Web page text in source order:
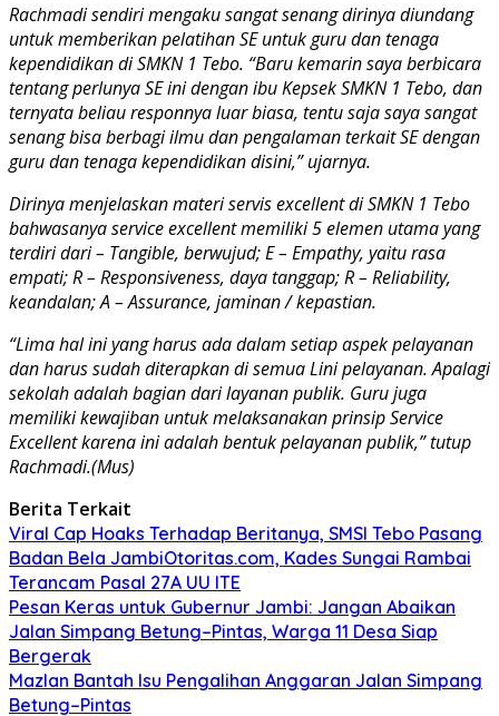
Rachmadi sendiri mengaku sangat senang dirinya diundang
untuk memberikan pelatihan SE untuk guru dan tenaga
kependidikan di SMKN 1 Tebo. “Baru kemarin saya berbicara
tentang perlunya SE ini dengan ibu Kepsek SMKN 1 Tebo, dan
ternyata beliau responnya luar biasa, tentu saja saya sangat
senang bisa berbagi ilmu dan pengalaman terkait SE dengan
guru dan tenaga kependidikan disini,” ujarnya.
Dirinya menjelaskan materi servis excellent di SMKN 1 Tebo
bahwasanya service excellent memiliki 5 elemen utama yang
terdiri dari – Tangible, berwujud; E – Empathy, yaitu rasa
empati; R – Responsiveness, daya tanggap; R – Reliability,
keandalan; A – Assurance, jaminan / kepastian.
“Lima hal ini yang harus ada dalam setiap aspek pelayanan
dan harus sudah diterapkan di semua Lini pelayanan. Apalagi
sekolah adalah bagian dari layanan publik. Guru juga
memiliki kewajiban untuk melaksanakan prinsip Service
Excellent karena ini adalah bentuk pelayanan publik,” tutup
Rachmadi.(Mus)
Berita Terkait
Viral Cap Hoaks Terhadap Beritanya, SMSI Tebo Pasang
Badan Bela JambiOtoritas.com, Kades Sungai Rambai
Terancam Pasal 27A UU ITE
Pesan Keras untuk Gubernur Jambi: Jangan Abaikan
Jalan Simpang Betung–Pintas, Warga 11 Desa Siap
Bergerak
Mazlan Bantah Isu Pengalihan Anggaran Jalan Simpang
Betung–Pintas